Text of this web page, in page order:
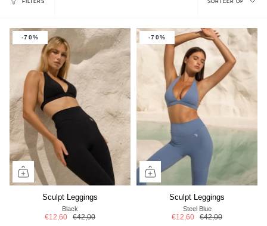
-70%
Sculpt Leggings
Black
€12,60 €42,00
-70%
Sculpt Leggings
Steel Blue
€12,60 €42,00